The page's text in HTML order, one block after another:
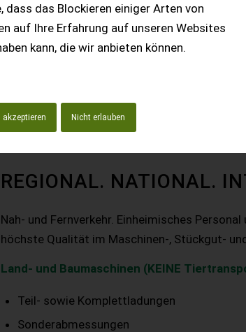
dass das Blockieren einiger Arten von
auf Ihre Erfahrung auf unseren Websites
kann, die wir anbieten können.
akzeptieren Nicht erlauben
REGIONAL. NATIONAL.
Nah- und Fernverkehr. Einheimisches
höchste Qualität im Maschinen-, Stückgut-
Land- und Baumaschinen (KEINE
Teil- sowie Komplettladungen
Sonderabmessungen